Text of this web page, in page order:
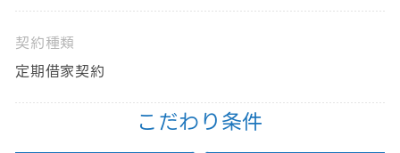
契約種類
定期借家契約
こだわり条件